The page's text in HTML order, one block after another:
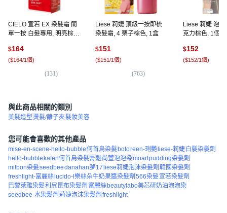
CIELO 宣若 EX 染髮霜 簡
單一按 白髮專用, 明亮棕, 1
$164
($164/1個)
(131)
Liese 莉婕 頂級一按即梳
染髮霜, 4 栗子棕色, 1盒
$151
($151/1個)
(763)
Liese 莉婕 泡
克力棕色, 1個
$152
($152/1個)
與此商品相關的類別
美髮造型燙髮/離子夾髮妝美容
您可能會喜歡的其他產品
mise-en-scene-hello-bubble何首烏染髮botoreen-琍艷liese-莉婕白髮染髮劑
hello-bubblekafen何首烏染髮膏魅尚萱泡泡染moartpudding染髮劑
milbon染髮seedbeedanahan夢17liese莉婕泡沫染髮劑 韓國染髮劑
freshlight-富麗絲lucido-l樂絲朵牛奶果醬染髮劑 566染髮宣若染髮劑
巴黎萊雅染髮利尻昆布染髮劑 富麗絲beautylabo美芯研奶油泡泡染
seedbee-水染髮劑 莉婕泡沫染髮劑 freshlight